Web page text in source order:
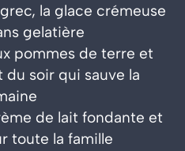
la glace crémeuse
gelatière
pommes de terre et
soir qui sauve la
de lait fondante et
toute la famille